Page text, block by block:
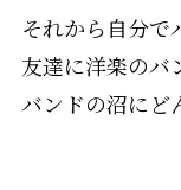
それから自分で
友達に洋楽のバ
バンドの沼にど